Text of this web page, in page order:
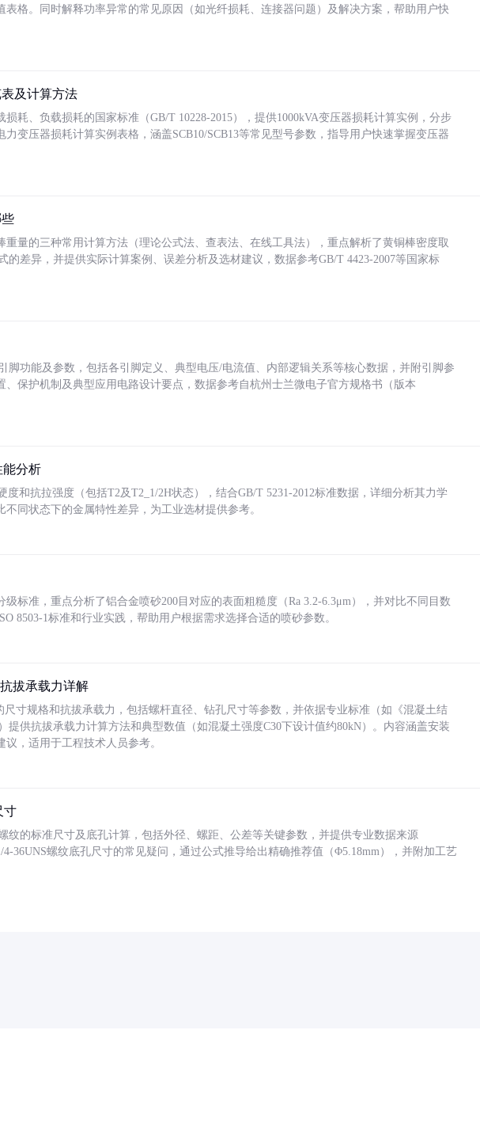
表格。同时解释功率异常的常见原因（如光纤损耗、连接器问题）及解决方案，帮助用户快
及计算方法
耗、负载损耗的国家标准（GB/T 10228-2015），提供1000kVA变压器损耗计算实例，分步
变压器损耗计算实例表格，涵盖SCB10/SCB13等常见型号参数，指导用户快速掌握变压器
重量的三种常用计算方法（理论公式法、查表法、在线工具法），重点解析了黄铜棒密度取
的差异，并提供实际计算案例、误差分析及选材建议，数据参考GB/T 4423-2007等国家标
脚功能及参数，包括各引脚定义、典型电压/电流值、内部逻辑关系等核心数据，并附引脚参
、保护机制及典型应用电路设计要点，数据参考自杭州士兰微电子官方规格书（版本
能分析
度和抗拉强度（包括T2及T2_1/2H状态），结合GB/T 5231-2012标准数据，详细分析其力学
同状态下的金属特性差异，为工业选材提供参考。
标准，重点分析了铝合金喷砂200目对应的表面粗糙度（Ra 3.2-6.3μm），并对比不同目数
8503-1标准和行业实践，帮助用户根据需求选择合适的喷砂参数。
拔承载力详解
尺寸规格和抗拔承载力，包括螺杆直径、钻孔尺寸等参数，并依据专业标准（如《混凝土结
提供抗拔承载力计算方法和典型数值（如混凝土强度C30下设计值约80kN）。内容涵盖安装
，适用于工程技术人员参考。
寸
纹的标准尺寸及底孔计算，包括外径、螺距、公差等关键参数，并提供专业数据来源
4-36UNS螺纹底孔尺寸的常见疑问，通过公式推导给出精确推荐值（Φ5.18mm），并附加工艺